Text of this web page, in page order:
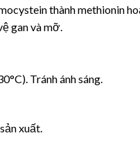
thành methionin
gan và mỡ.
Tránh ánh sáng.
xuất.